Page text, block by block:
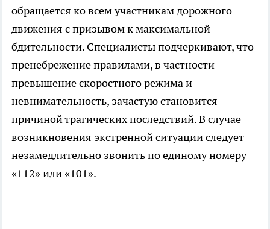
обращается ко всем участникам дорожного
движения с призывом к максимальной
бдительности. Специалисты подчеркивают, что
пренебрежение правилами, в частности
превышение скоростного режима и
невнимательность, зачастую становится
причиной трагических последствий. В случае
возникновения экстренной ситуации следует
незамедлительно звонить по единому номеру
«112» или «101».